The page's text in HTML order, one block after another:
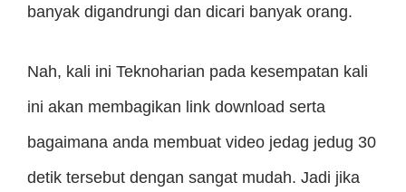
banyak digandrungi dan dicari banyak orang.
Nah, kali ini Teknoharian pada kesempatan kali
ini akan membagikan link download serta
bagaimana anda membuat video jedag jedug 30
detik tersebut dengan sangat mudah. Jadi jika